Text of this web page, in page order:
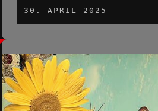
30. APRIL 2025